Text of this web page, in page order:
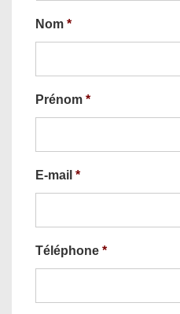
Nom *
Prénom *
E-mail *
Téléphone *